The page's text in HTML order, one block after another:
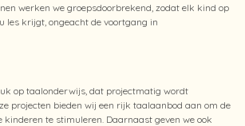
werken we groepsdoorbrekend, zodat elk kind op
les krijgt, ongeacht de voortgang in
op taalonderwijs, dat projectmatig wordt
projecten bieden wij een rijk taalaanbod aan om de
te stimuleren. Daarnaast geven we ook